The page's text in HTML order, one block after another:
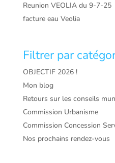
Reunion VEOLIA du 9-7-25
facture eau Veolia
Filtrer par
OBJECTIF 2026 !
Mon blog
Retours sur les conseils
Commission Urbanisme
Commission Concession
Nos prochains rendez-vous